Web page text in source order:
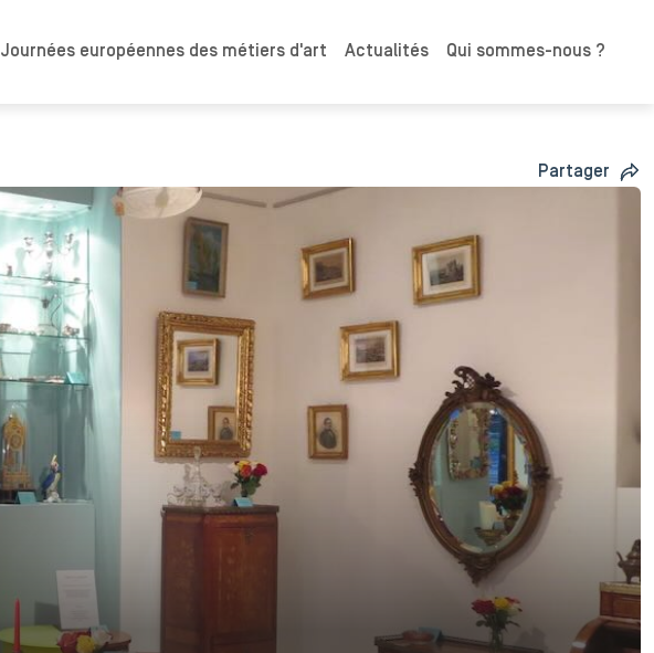
Journées européennes des métiers d'art Actualités Qui sommes-nous ?
Partager